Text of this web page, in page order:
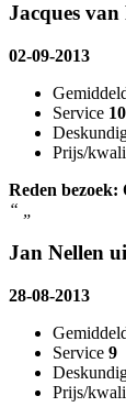
Jacques
02-09-2013
Service 10
Prijs/
Reden
“
Jan Nellen
28-08-2013
Service 9
Prijs/